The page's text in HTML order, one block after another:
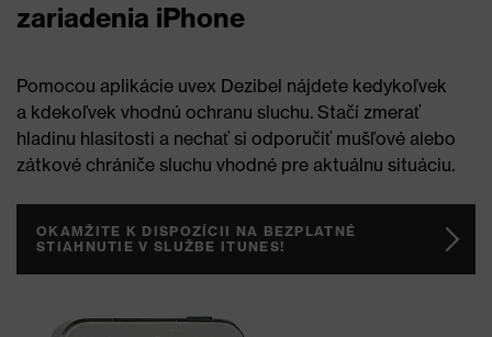
zariadenia iPhone
Pomocou aplikácie uvex Dezibel nájdete kedykoľvek
a kdekoľvek vhodnú ochranu sluchu. Stačí zmerať
hladinu hlasitosti a nechať si odporučiť mušľové alebo
zátkové chrániče sluchu vhodné pre aktuálnu situáciu.
OKAMŽITE K DISPOZÍCII NA BEZPLATNÉ
STIAHNUTIE V SLUŽBE ITUNES!